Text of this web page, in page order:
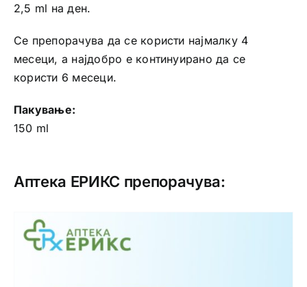
2,5 ml на ден.
Се препорачува да се користи најмалку 4
месеци, а најдобро е континуирано да се
користи 6 месеци.
Пакување:
150 ml
Аптека ЕРИКС препорачува: